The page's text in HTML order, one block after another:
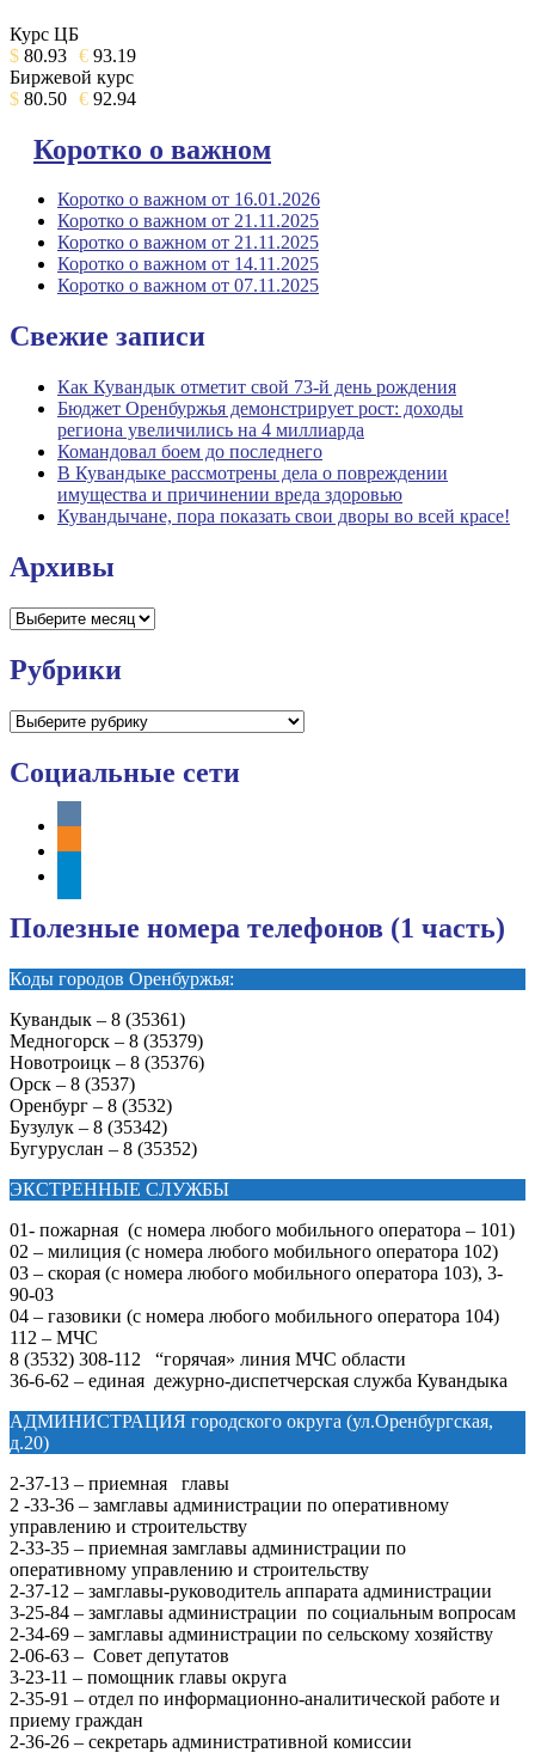
Курс ЦБ
$ 80.93 € 93.19
Биржевой курс
$ 80.50 € 92.94
Коротко о важном
Коротко о важном от 16.01.2026
Коротко о важном от 21.11.2025
Коротко о важном от 21.11.2025
Коротко о важном от 14.11.2025
Коротко о важном от 07.11.2025
Свежие записи
Как Кувандык отметит свой 73-й день рождения
Бюджет Оренбуржья демонстрирует рост: доходы
региона увеличились на 4 миллиарда
Командовал боем до последнего
В Кувандыке рассмотрены дела о повреждении
имущества и причинении вреда здоровью
Кувандычане, пора показать свои дворы во всей красе!
Архивы
Архивы
Рубрики
Рубрики
Социальные сети
vkontakte
odnoklassniki
Полезные номера телефонов (1 часть)
Коды городов Оренбуржья:
Кувандык – 8 (35361)
Медногорск – 8 (35379)
Новотроицк – 8 (35376)
Орск – 8 (3537)
Оренбург – 8 (3532)
Бузулук – 8 (35342)
Бугуруслан – 8 (35352)
ЭКСТРЕННЫЕ СЛУЖБЫ
01- пожарная (с номера любого мобильного оператора – 101)
02 – милиция (с номера любого мобильного оператора 102)
03 – скорая (с номера любого мобильного оператора 103), 3-
90-03
04 – газовики (с номера любого мобильного оператора 104)
112 – МЧС
8 (3532) 308-112 “горячая» линия МЧС области
36-6-62 – единая дежурно-диспетчерская служба Кувандыка
АДМИНИСТРАЦИЯ городского округа (ул.Оренбургская,
д.20)
2-37-13 – приемная главы
2 -33-36 – замглавы администрации по оперативному
управлению и строительству
2-33-35 – приемная замглавы администрации по
оперативному управлению и строительству
2-37-12 – замглавы-руководитель аппарата администрации
3-25-84 – замглавы администрации по социальным вопросам
2-34-69 – замглавы администрации по сельскому хозяйству
2-06-63 – Совет депутатов
3-23-11 – помощник главы округа
2-35-91 – отдел по информационно-аналитической работе и
приему граждан
2-36-26 – секретарь административной комиссии